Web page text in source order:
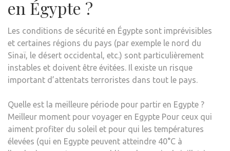
en Égypte ?
Les conditions de sécurité en Égypte sont imprévisibles
et certaines régions du pays (par exemple le nord du
Sinaï, le désert occidental, etc.) sont particulièrement
instables et doivent être évitées. Il existe un risque
important d’attentats terroristes dans tout le pays.
Quelle est la meilleure période pour partir en Egypte ?
Meilleur moment pour voyager en Egypte Pour ceux qui
aiment profiter du soleil et pour qui les températures
élevées (qui en Egypte peuvent atteindre 40°C à